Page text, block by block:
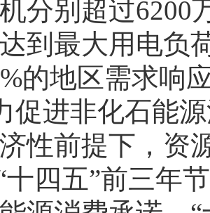
分别超过6200
到最大用电负
的地区需求响
促进非化石能
性前提下，资
十四五”前三年